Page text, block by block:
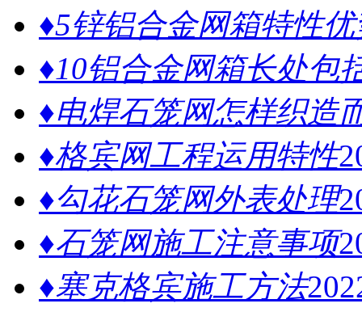
♦5锌铝合金网箱特性优
♦10铝合金网箱长处包
♦电焊石笼网怎样织造
♦格宾网工程运用特性
♦勾花石笼网外表处理
♦石笼网施工注意事项
♦塞克格宾施工方法